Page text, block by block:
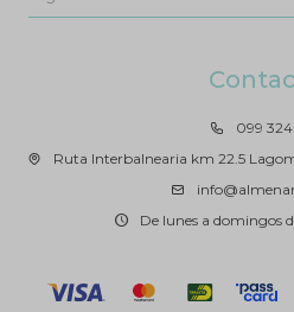
099
Ruta Interbalnearia km 22.5
De lunes a domingos